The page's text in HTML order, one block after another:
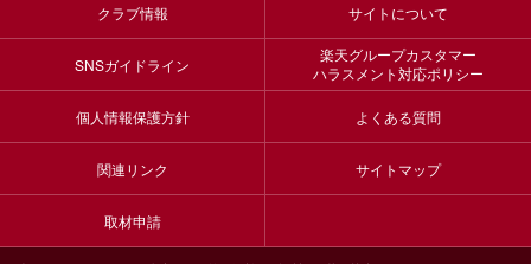
クラブ情報 サイトについて
SNSガイドライン
楽天グループカスタマー
ハラスメント対応ポリシー
個人情報保護方針 よくある質問
関連リンク サイトマップ
取材申請